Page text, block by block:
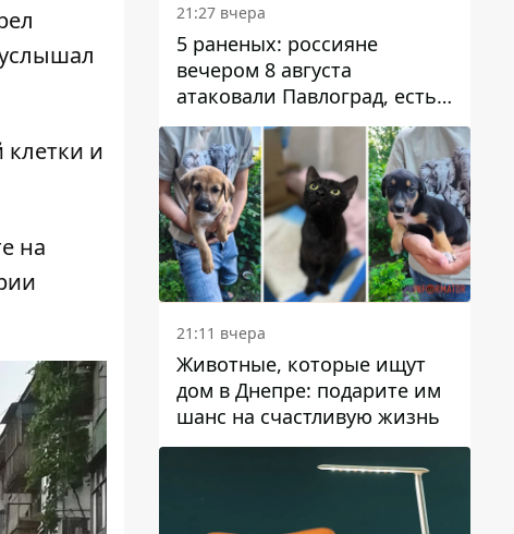
клетки и
на
21:27 вчера
5 раненых: россияне
вечером 8 августа
атаковали Павлоград, есть
возгорание
21:11 вчера
Животные, которые ищут
дом в Днепре: подарите им
шанс на счастливую жизнь